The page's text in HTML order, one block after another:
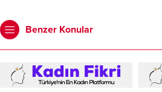
Benzer Konular